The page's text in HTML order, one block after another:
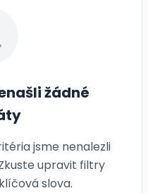
žádné
jsme nenalezli
upravit filtry
slova.